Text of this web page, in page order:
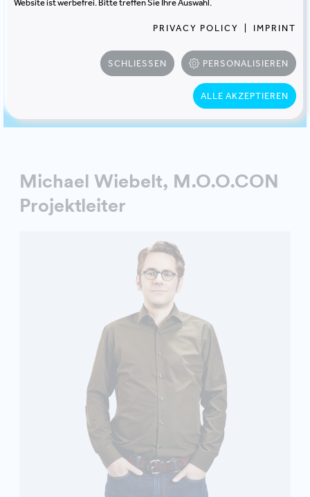
Michael Wiebelt, M.O.O.CON
Projektleiter
Website ist werbefrei. Bitte treffen Sie Ihre Auswahl.
PRIVACY POLICY IMPRINT
SCHLIESSEN PERSONALISIEREN
ALLE AKZEPTIEREN